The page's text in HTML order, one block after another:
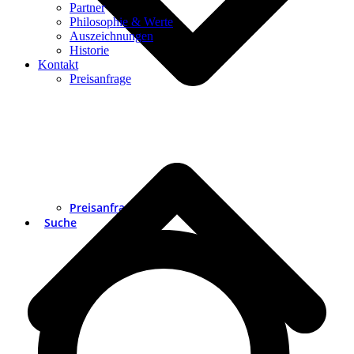
Preisanfrage
Suche
Partner
Philosophie & Werte
Auszeichnungen
Historie
Kontakt
Preisanfrage